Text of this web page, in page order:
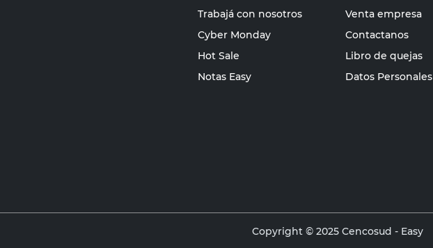
Trabajá con nosotros
Cyber Monday
Hot Sale
Notas Easy
Venta empresa
Contactanos
Libro de quejas
Datos Personales
Copyright © 2025 Cencosud - Easy